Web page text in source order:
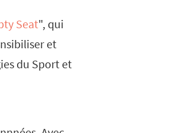
Seat", qui
et
du Sport et